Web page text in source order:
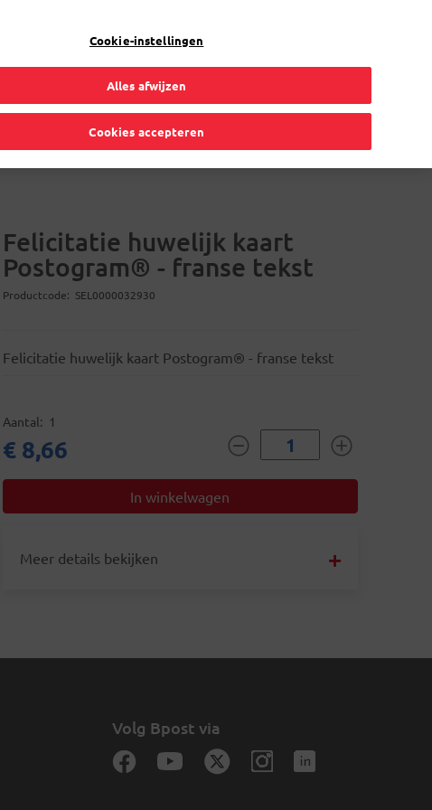
Mijn account
Verhuis Volmachtkaart Online oplossingen
Felicitatie huwelijk kaart
Postogram® - franse tekst
Productcode SEL0000032930
Felicitatie huwelijk kaart Postogram® - franse tekst
Aantal 1
€ 8,66
Meer details bekijken
Volg Bpost via
Cookie-instellingen
Alles afwijzen
Cookies accepteren